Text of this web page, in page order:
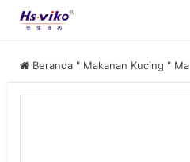
Beranda " Makanan Kucing "